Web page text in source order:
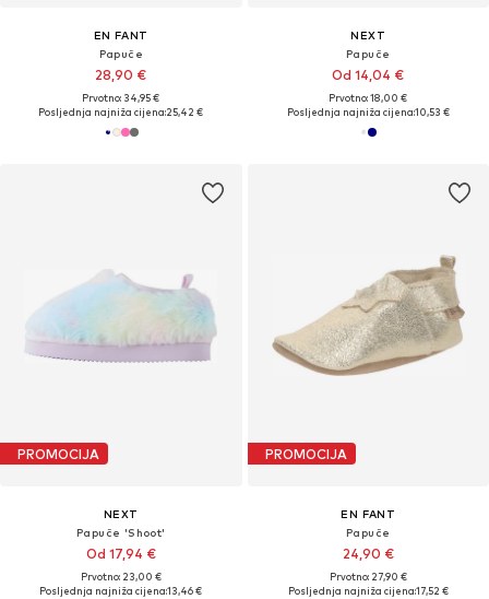
EN FANT
Papuče
28,90 €
Prvotno: 34,95 €
Posljednja najniža cijena:25,42 €
NEXT
Papuče
Od 14,04 €
Prvotno: 18,00 €
Posljednja najniža cijena:10,53 €
PROMOCIJA
NEXT
Papuče 'Shoot'
Od 17,94 €
Prvotno: 23,00 €
Posljednja najniža cijena:13,46 €
PROMOCIJA
EN FANT
Papuče
24,90 €
Prvotno: 27,90 €
Posljednja najniža cijena:17,52 €